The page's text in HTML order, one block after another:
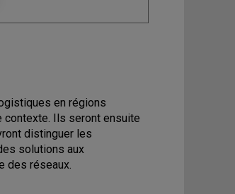
en régions
contexte. Ils seront ensuite
distinguer les
solutions aux
des réseaux.